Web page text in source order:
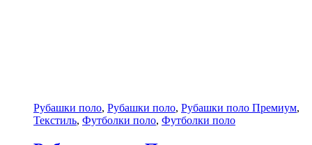
Рубашки поло, Рубашки поло, Рубашки поло Премиум,
Текстиль, Футболки поло, Футболки поло